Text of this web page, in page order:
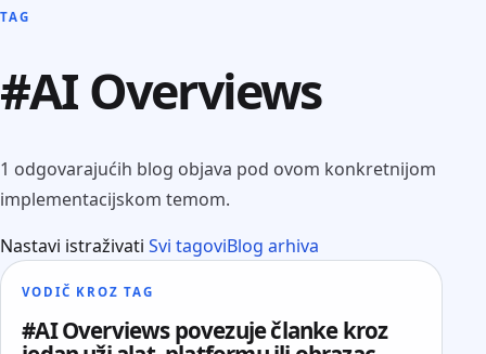
TAG
#AI Overviews
1 odgovarajućih blog objava pod ovom konkretnijom
implementacijskom temom.
Nastavi istraživati Svi tagoviBlog arhiva
VODIČ KROZ TAG
#AI Overviews povezuje članke kroz